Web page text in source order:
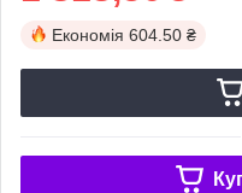
Економія 604.50 ₴